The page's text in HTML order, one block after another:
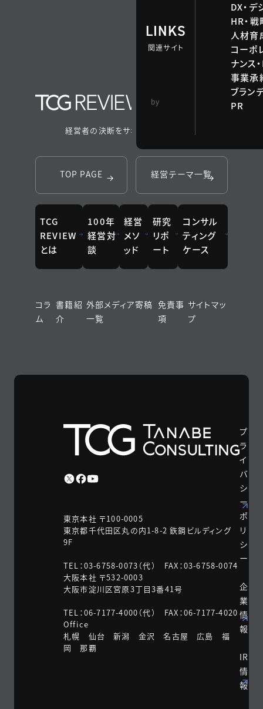
LINKS
関連サイト
DX・デ
HR・
人材育
コーポ
ナンス
事業承
ブラン
PR
by
経営者の決断をサポートするメディア
TOP PAGE 経営テーマ一覧
TCG
REVIEW
とは
100年
経営対
談
経営
メソ
ッド
研究
リポ
ート
コンサル
ティング
ケース
コラ
ム
書籍紹
介
外部メディア寄稿
一覧
免責事
項
サイトマッ
プ
東京本社 〒100-0005
東京都千代田区丸の内1-8-2 鉃鋼ビルディング
9F
TEL：03-6758-0073（代） FAX：03-6758-0074
大阪本社 〒532-0003
大阪市淀川区宮原3丁目3番41号
TEL：06-7177-4000（代） FAX：06-7177-4020
Office
札幌 仙台 新潟 金沢 名古屋 広島 福
岡 那覇
プ
ラ
イ
バ
シ
ー
ポ
リ
シ
ー
企
業
情
報
IR
情
報